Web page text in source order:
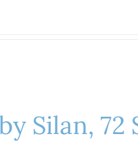
Silan, 72